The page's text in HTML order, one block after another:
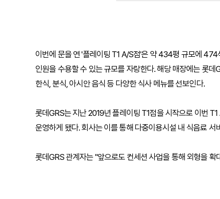
이번에 문을 연 '플레이팅 T1 A/S점'은 약 434평 규모에
인원을 수용할 수 있는 규모를 자랑한다. 해당 매장에는 롯
한식, 분식, 아시안 음식 등 다양한 식사 메뉴를 선보인다.
롯데GRS는 지난 2019년 플레이팅 T1점을 시작으로 이번
운영하게 됐다. 회사는 이를 통해 다중이용시설 내 식음료
롯데GRS 관계자는 "앞으로도 컨세션 사업을 통해 외형을